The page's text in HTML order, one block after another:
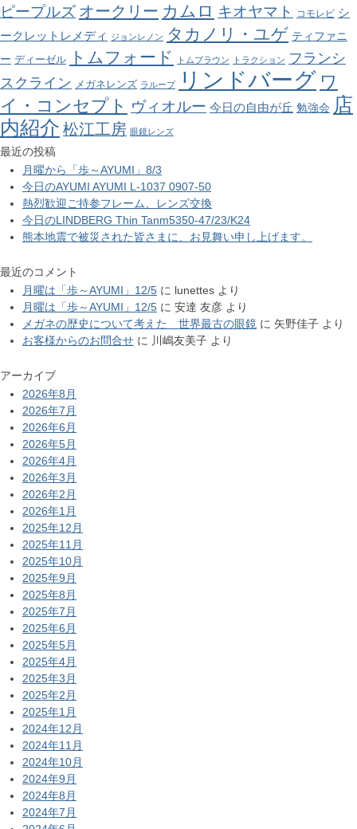
ピープルズ オークリー カムロ キオヤマト コモレビ シ
ークレットレメディ
ジョンレノン タカノリ・ユゲ ティファニ
ー ディーゼル トムフォード トムブラウン トラクション フランシ
スクライン メガネレンズ ラループ リンドバーグ ワ
イ・コンセプト ヴィオルー 今日の自由が丘 勉強会 店
内紹介 松江工房 眼鏡レンズ
最近の投稿
月曜から「歩～AYUMI」8/3
今日のAYUMI AYUMI L-1037 0907-50
熱烈歓迎ご持参フレーム、レンズ交換
今日のLINDBERG Thin Tanm5350-47/23/K24
熊本地震で被災された皆さまに、お見舞い申し上げます。
最近のコメント
月曜は「歩～AYUMI」12/5 に lunettes より
月曜は「歩～AYUMI」12/5 に 安達 友彦 より
メガネの歴史について考えた 世界最古の眼鏡 に 矢野佳子 より
お客様からのお問合せ に 川嶋友美子 より
アーカイブ
2026年8月
2026年7月
2026年6月
2026年5月
2026年4月
2026年3月
2026年2月
2026年1月
2025年12月
2025年11月
2025年10月
2025年9月
2025年8月
2025年7月
2025年6月
2025年5月
2025年4月
2025年3月
2025年2月
2025年1月
2024年12月
2024年11月
2024年10月
2024年9月
2024年8月
2024年7月